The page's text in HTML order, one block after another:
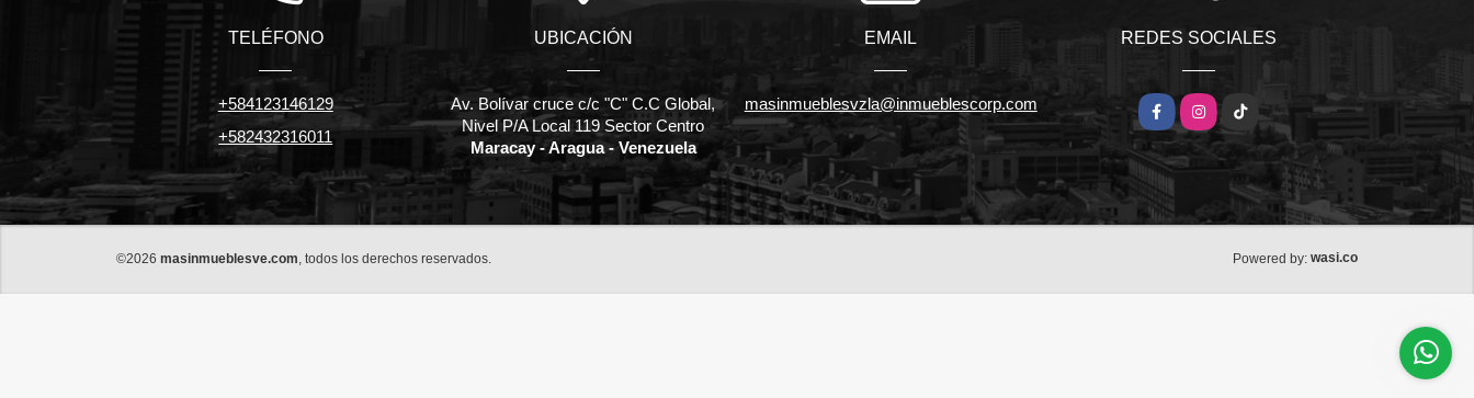
TELÉFONO
+584123146129
+582432316011
UBICACIÓN
Av. Bolívar cruce c/c "C" C.C Global,
Nivel P/A Local 119 Sector Centro
Maracay - Aragua - Venezuela
EMAIL
masinmueblesvzla@inmueblescorp.com
REDES SOCIALES
FacebookInstagram
TikTok
©2026 masinmueblesve.com , todos los derechos reservados. Powered by: wasi.co